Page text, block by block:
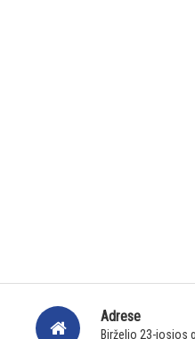
Adrese
Birželio 23-iosios